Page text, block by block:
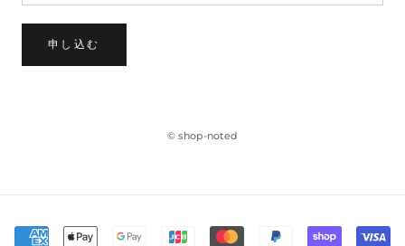
申し込む
© shop-noted